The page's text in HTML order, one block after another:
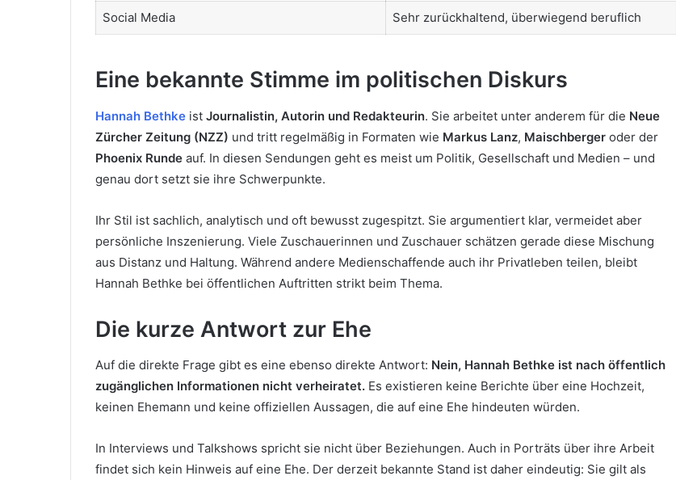
Social Media Sehr zurückhaltend, überwiegend beruflich
Eine bekannte Stimme im politischen Diskurs
Hannah Bethke ist Journalistin, Autorin und Redakteurin. Sie arbeitet unter anderem für die Neue
Zürcher Zeitung (NZZ) und tritt regelmäßig in Formaten wie Markus Lanz, Maischberger oder der
Phoenix Runde auf. In diesen Sendungen geht es meist um Politik, Gesellschaft und Medien – und
genau dort setzt sie ihre Schwerpunkte.
Ihr Stil ist sachlich, analytisch und oft bewusst zugespitzt. Sie argumentiert klar, vermeidet aber
persönliche Inszenierung. Viele Zuschauerinnen und Zuschauer schätzen gerade diese Mischung
aus Distanz und Haltung. Während andere Medienschaffende auch ihr Privatleben teilen, bleibt
Hannah Bethke bei öffentlichen Auftritten strikt beim Thema.
Die kurze Antwort zur Ehe
Auf die direkte Frage gibt es eine ebenso direkte Antwort: Nein, Hannah Bethke ist nach öffentlich
zugänglichen Informationen nicht verheiratet. Es existieren keine Berichte über eine Hochzeit,
keinen Ehemann und keine offiziellen Aussagen, die auf eine Ehe hindeuten würden.
In Interviews und Talkshows spricht sie nicht über Beziehungen. Auch in Porträts über ihre Arbeit
findet sich kein Hinweis auf eine Ehe. Der derzeit bekannte Stand ist daher eindeutig: Sie gilt als